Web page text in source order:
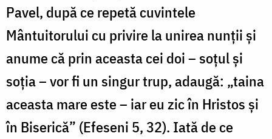
Pavel, după ce repetă cuvintele
Mântuitorului cu privire la unirea nunţii şi
anume că prin aceasta cei doi – soţul şi
soţia – vor fi un singur trup, adaugă: „taina
aceasta mare este – iar eu zic în Hristos şi
în Biserică” (Efeseni 5, 32). Iată de ce